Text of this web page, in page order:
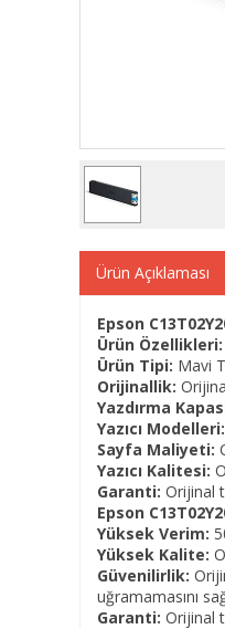
Ürün Açıklaması
Epson
Ürün Özellikleri:
Ürün Tipi: Mavi
Orijinallik:
Yazdırma
Yazıcı Modelleri:
Sayfa Maliyeti:
Yazıcı Kalitesi:
Garanti: Orijinal
Epson
Yüksek Verim:
Yüksek Kalite:
Güvenilirlik:
uğramamasını
Garanti: Orijinal